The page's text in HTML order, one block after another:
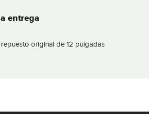
entrega
original de 12 pulgadas